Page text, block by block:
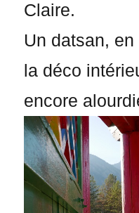
Claire.
Un datsan,
la déco
encore